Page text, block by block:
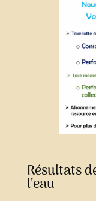
Résultats
l’eau